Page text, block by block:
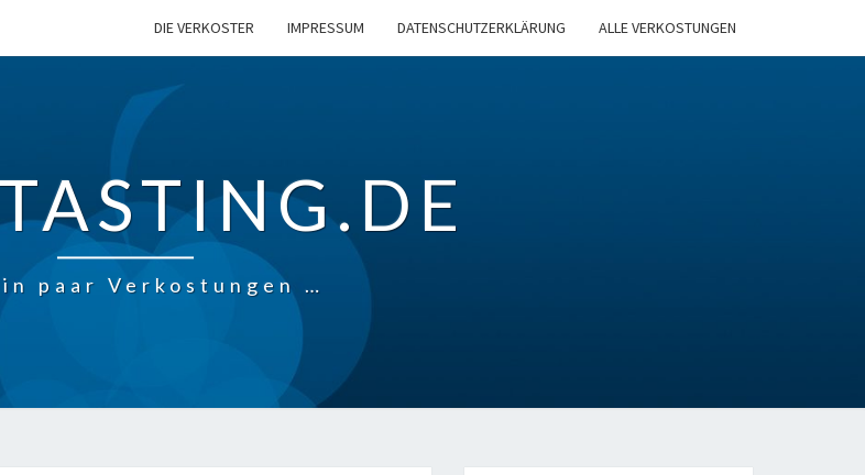
DIE VERKOSTER IMPRESSUM DATENSCHUTZERKLÄRUNG ALLE VERKOSTUNGEN
paar Verkostungen …